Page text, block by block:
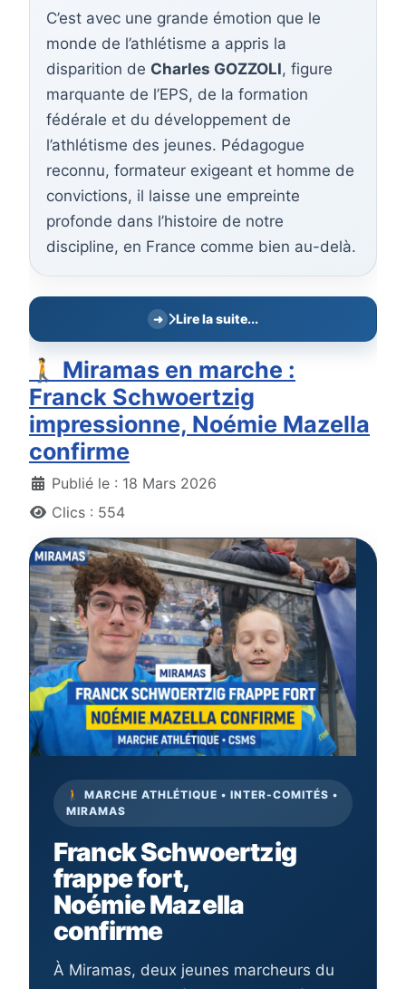
C’est avec une grande émotion que le
monde de l’athlétisme a appris la
disparition de Charles GOZZOLI, figure
marquante de l’EPS, de la formation
fédérale et du développement de
l’athlétisme des jeunes. Pédagogue
reconnu, formateur exigeant et homme de
convictions, il laisse une empreinte
profonde dans l’histoire de notre
discipline, en France comme bien au-delà.
Lire la suite...
🚶 Miramas en marche :
Franck Schwoertzig
impressionne, Noémie Mazella
confirme
DétailsPublié le : 18 Mars 2026
Clics : 554
🚶 MARCHE ATHLÉTIQUE • INTER-COMITÉS •
MIRAMAS
Franck Schwoertzig
frappe fort,
Noémie Mazella
confirme
À Miramas, deux jeunes marcheurs du